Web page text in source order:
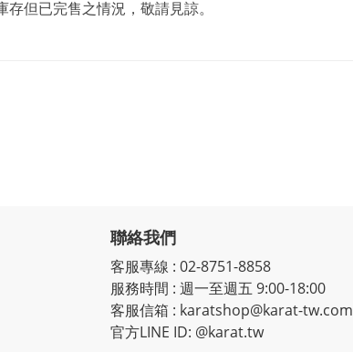
但已完售之情況，敬請見諒。
聯絡我們
客服專線 : 02-8751-8858
服務時間 : 週一至週五 9:00-18:00
客服信箱 : karatshop@karat-tw.com
官方LINE ID: @karat.tw